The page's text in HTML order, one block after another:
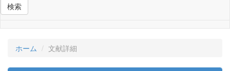
検索
ホーム 文献詳細